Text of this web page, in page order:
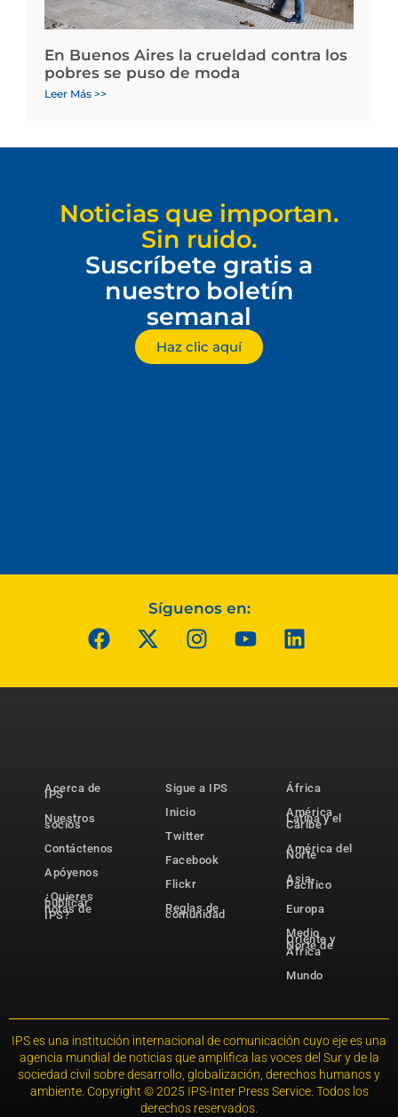
En Buenos Aires la crueldad contra los
pobres se puso de moda
Leer Más >>
Noticias que importan.
Sin ruido.
Suscríbete gratis a
nuestro boletín
semanal
Haz clic aquí
Síguenos en:
Acerca de
IPS
Nuestros
socios
Contáctenos
Apóyenos
¿Quieres
publicar
notas de
IPS?
Sigue a IPS
Inicio
Twitter
Facebook
Flickr
Reglas de
comunidad
África
América
Latina y el
Caribe
América del
Norte
Asia-
Pacífico
Europa
Medio
Oriente y
Norte de
África
Mundo
IPS es una institución internacional de comunicación cuyo eje es una
agencia mundial de noticias que amplifica las voces del Sur y de la
sociedad civil sobre desarrollo, globalización, derechos humanos y
ambiente. Copyright © 2025 IPS-Inter Press Service. Todos los
derechos reservados.